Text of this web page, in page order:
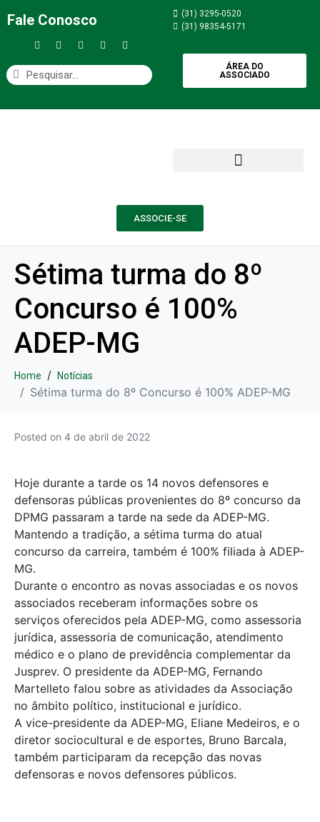
Fale Conosco
(31) 3295-0520
(31) 98354-5171
ÁREA DO
ASSOCIADO
ASSOCIE-SE
Sétima turma do 8º
Concurso é 100%
ADEP-MG
Home Notícias
Sétima turma do 8º Concurso é 100% ADEP-MG
Posted on 4 de abril de 2022
Hoje durante a tarde os 14 novos defensores e
defensoras públicas provenientes do 8º concurso da
DPMG passaram a tarde na sede da ADEP-MG.
Mantendo a tradição, a sétima turma do atual
concurso da carreira, também é 100% filiada à ADEP-
MG.
Durante o encontro as novas associadas e os novos
associados receberam informações sobre os
serviços oferecidos pela ADEP-MG, como assessoria
jurídica, assessoria de comunicação, atendimento
médico e o plano de previdência complementar da
Jusprev. O presidente da ADEP-MG, Fernando
Martelleto falou sobre as atividades da Associação
no âmbito político, institucional e jurídico.
A vice-presidente da ADEP-MG, Eliane Medeiros, e o
diretor sociocultural e de esportes, Bruno Barcala,
também participaram da recepção das novas
defensoras e novos defensores públicos.